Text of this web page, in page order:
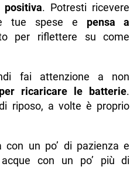
positiva. Potresti ricevere
tue spese e pensa a
per riflettere su come
fai attenzione a non
ricaricare le batterie.
riposo, a volte è proprio
un po’ di pazienza e
con un po’ più di